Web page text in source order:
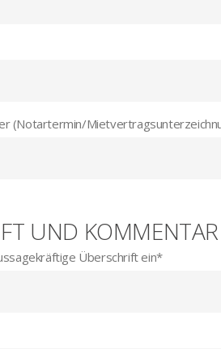
(Notartermin/
UND KOMMENTAR
Überschrift ein*